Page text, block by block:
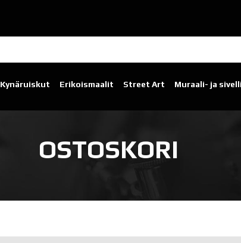
Kynäruiskut Erikoismaalit Street Art Muraali- ja
OSTOSKORI